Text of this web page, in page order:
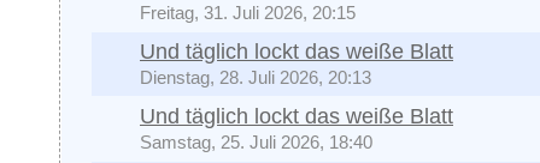
Freitag, 31. Juli 2026, 20:15
Und täglich lockt das weiße Blatt
Dienstag, 28. Juli 2026, 20:13
Und täglich lockt das weiße Blatt
Samstag, 25. Juli 2026, 18:40